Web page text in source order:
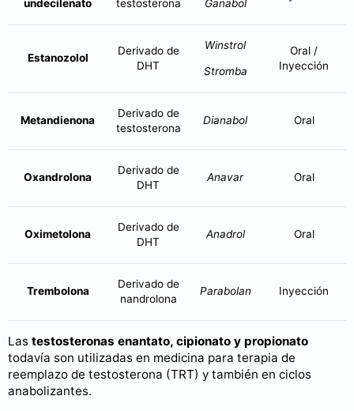
undecilenato testosterona Ganabol
Estanozolol
Derivado de
DHT
Winstrol
Stromba
Oral /
Inyección
Metandienona
Derivado de
testosterona
Dianabol Oral
Oxandrolona
Derivado de
DHT
Anavar Oral
Oximetolona
Derivado de
DHT
Anadrol Oral
Trembolona
Derivado de
nandrolona
Parabolan Inyección
Las testosteronas enantato, cipionato y propionato
todavía son utilizadas en medicina para terapia de
reemplazo de testosterona (TRT) y también en ciclos
anabolizantes.